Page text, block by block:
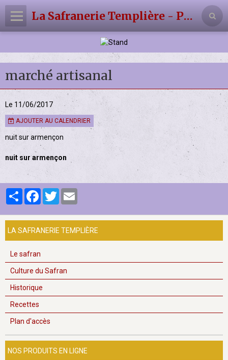
La Safranerie Templière - Producteur de Safran Artisanal
Votre compte
Accueil
La Safranerie Templière
Agenda
Contact
Album
marché artisanal
Le 11/06/2017
AJOUTER AU CALENDRIER
nuit sur armençon
nuit sur armençon
PartagerFacebookTwitter
LA SAFRANERIE TEMPLIÈRE
Le safran
Culture du Safran
Historique
Recettes
Plan d'accès
NOS PRODUITS EN LIGNE